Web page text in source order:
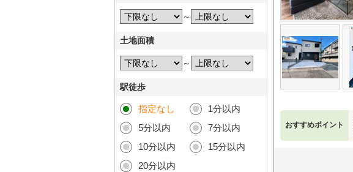
おすすめポイント
～
土地面積
～
駅徒歩
指定なし
1分以内
5分以内
7分以内
10分以内
15分以内
20分以内